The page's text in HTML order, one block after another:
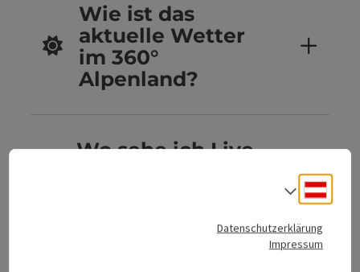
Wie ist das
aktuelle Wetter
im 360°
Alpenland?
Wo sehe ich Live-
Datenschutzerklärung
Impressum